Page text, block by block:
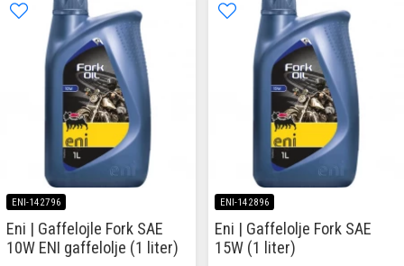
ENI-142796
Eni | Gaffelojle Fork SAE
10W ENI gaffelolje (1 liter)
ENI-142896
Eni | Gaffelolje Fork SAE
15W (1 liter)